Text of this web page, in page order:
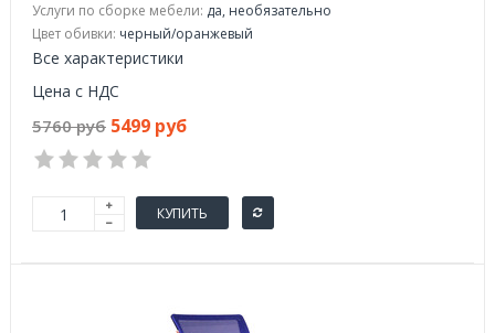
Услуги по сборке мебели: да, необязательно
Цвет обивки: черный/оранжевый
Все характеристики
Цена с НДС
5760 руб 5499 руб
КУПИТЬ